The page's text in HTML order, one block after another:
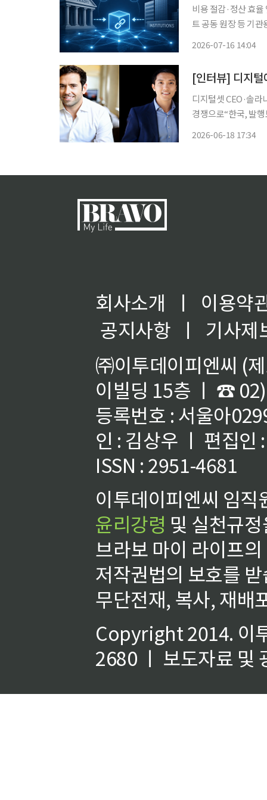
비용 절감·정산 효
트 공동 원장 등 기
2026-07-16 14:04
디지털셋 CEO·솔라
경쟁으로“한국, 발행보다 결제·
2026-06-18 17:34
회사소개 ㅣ
이용약
공지사항
ㅣ
기사제
㈜이투데이피엔씨 (
이빌딩 15층 ㅣ ☎
등록번호 : 서울아
인 : 김상우 ㅣ 편집인
ISSN : 2951-4681
이투데이피엔씨 임
윤리강령 및 실천규
브라보 마이 라이프
저작권법의 보호를
무단전재, 복사, 재배
Copyright 2014. 이
2680 ㅣ 보도자료